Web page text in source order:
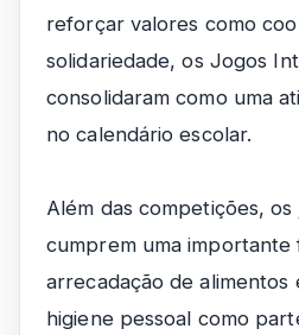
reforçar valores como
solidariedade, os Jogos
consolidaram como uma
no calendário escolar.
Além das competições,
cumprem uma importante
arrecadação de alimentos
higiene pessoal como